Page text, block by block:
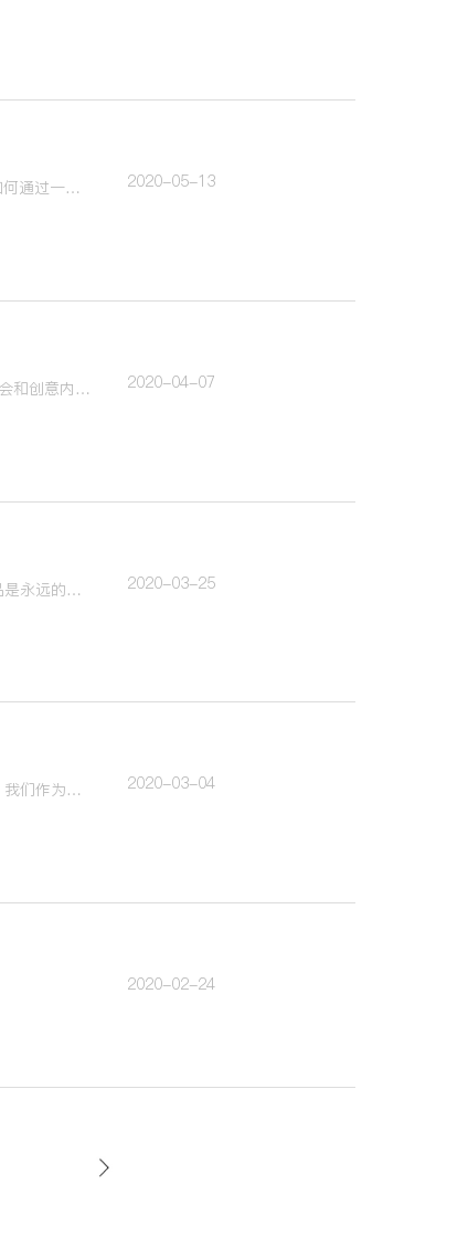
品牌策划具体是做什么的？什么是消费者洞察？什么是USP？什么是品牌定位？作为策略小白，如何通过一系列实用工具，快速上手，成为一个莫得感情的策略杀手？ 2020-05-13
橡皮人网作为本年度One Show的“联合校园推广合作伙伴”，将One Show提供的国际活动参与机会和创意内容提供给橡皮人网的高校师生。通过橡皮人网报名参赛并成功入围的团队，可享有决赛创意营半价优惠等一系列激励政策。 2020-04-07
做一个商业创意的时候，在​它的背后其实是一个非常严谨的商业行为。创意有四项基本原则：产品是永远的主角、说人话、不需要讨好所有人、不要看图识字。 2020-03-25
设计，是我们设计师与插画师的全部。而它最终应用于商业环节，只是商业环节当中的一个部分​。​我们作为设计师与插画师，如何做到形式与质料的转换？ 2020-03-04
2020-02-24
11